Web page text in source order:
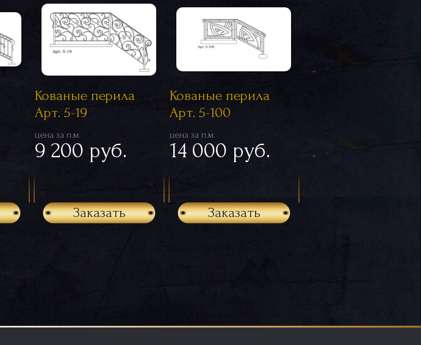
Кованые перила
Арт. 5-19
цена за п.м.
9 200 руб.
Заказать
Кованые перила
Арт. 5-100
цена за п.м.
14 000 руб.
Заказать